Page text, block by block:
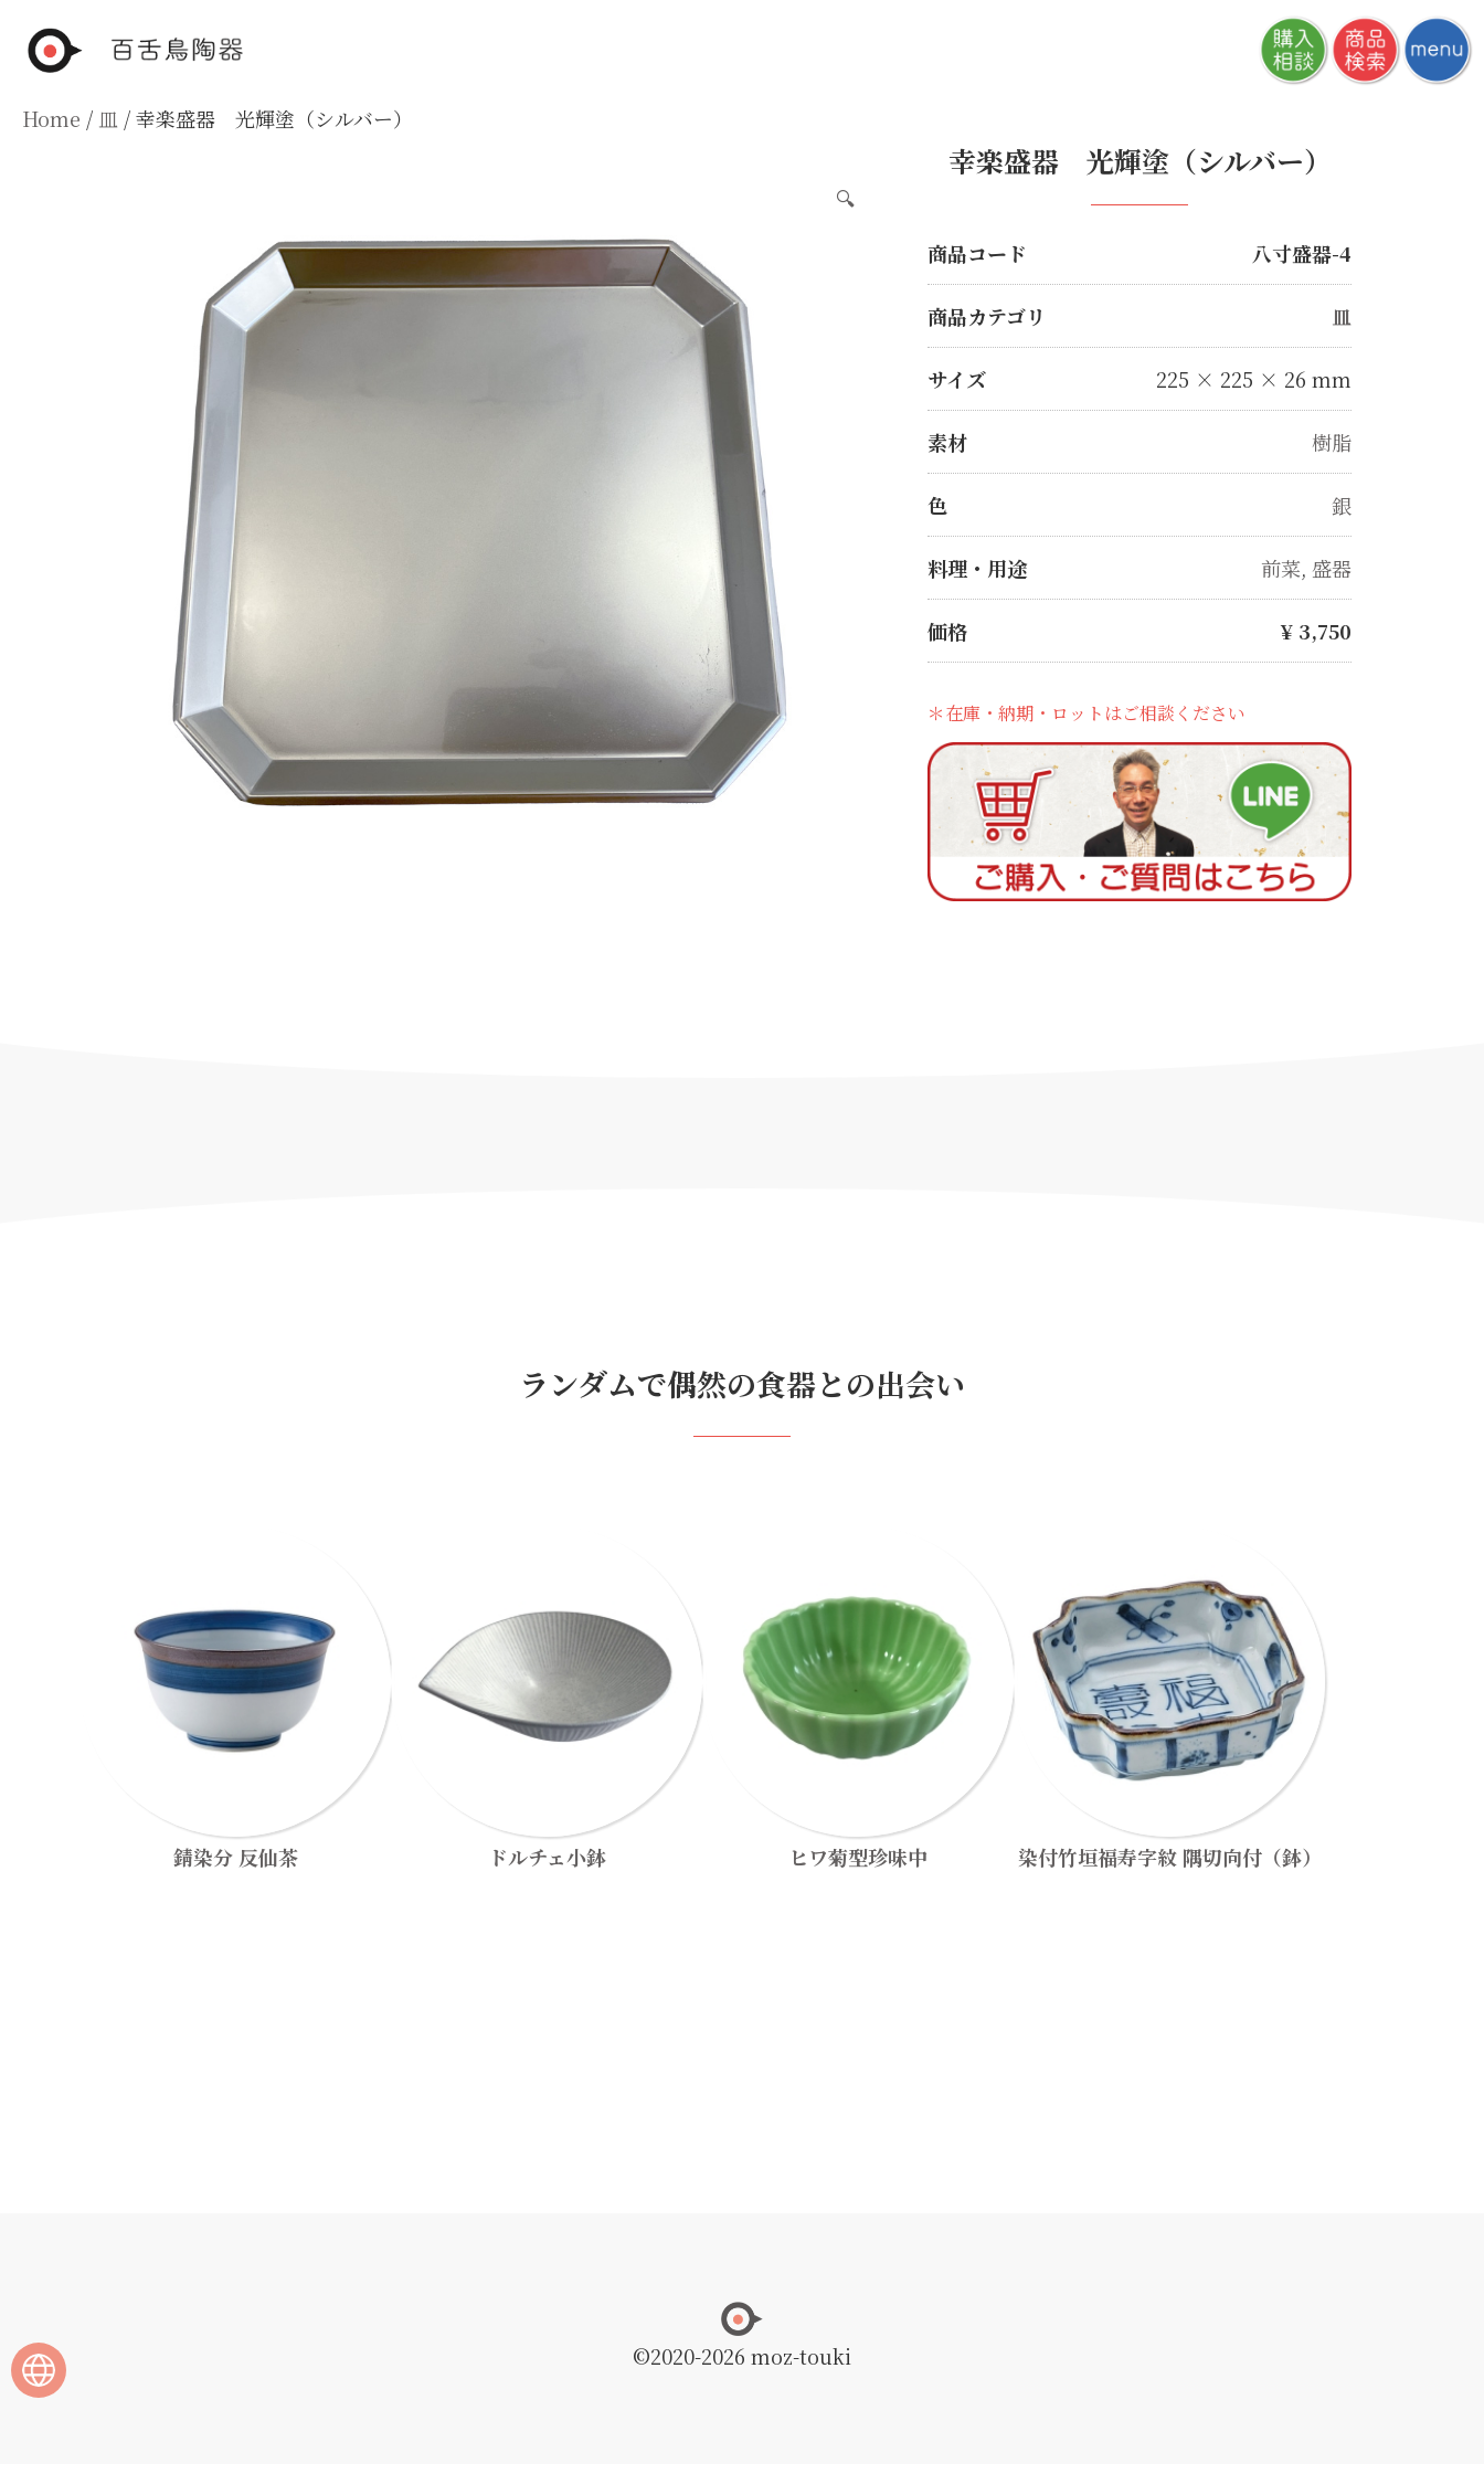
Home / 皿 / 幸楽盛器 光輝塗（シルバー）
🔍
幸楽盛器 光輝塗（シルバー）
商品コード 八寸盛器-4
商品カテゴリ 皿
サイズ 225 × 225 × 26 mm
素材 樹脂
色 銀
料理・用途 前菜, 盛器
価格 ¥ 3,750
＊在庫・納期・ロットはご相談ください
ランダムで偶然の食器との出会い
錆染分 反仙茶 ドルチェ小鉢 ヒワ菊型珍味中 染付竹垣福寿字紋 隅切向付（鉢）
©2020-2026 moz-touki